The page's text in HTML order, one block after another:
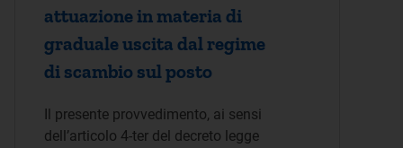
attuazione in materia di
graduale uscita dal regime
di scambio sul posto
Il presente provvedimento, ai sensi
dell’articolo 4-ter del decreto legge